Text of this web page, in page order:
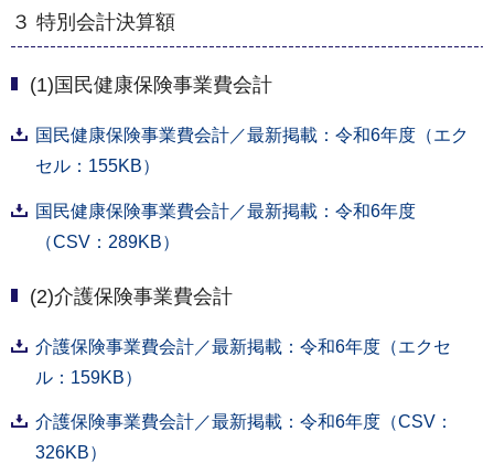
３ 特別会計決算額
(1)国民健康保険事業費会計
国民健康保険事業費会計／最新掲載：令和6年度（エク
セル：155KB）
国民健康保険事業費会計／最新掲載：令和6年度
（CSV：289KB）
(2)介護保険事業費会計
介護保険事業費会計／最新掲載：令和6年度（エクセ
ル：159KB）
介護保険事業費会計／最新掲載：令和6年度（CSV：
326KB）